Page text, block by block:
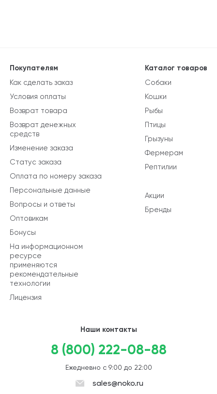
Каталог товаров
Собаки
Кошки
Рыбы
Птицы
Грызуны
Фермерам
Рептилии
Акции
Бренды
Покупателям
Как сделать заказ
Условия оплаты
Возврат товара
Возврат денежных
средств
Изменение заказа
Статус заказа
Оплата по номеру заказа
Персональные данные
Вопросы и ответы
Оптовикам
Бонусы
На информационном
ресурсе
применяются
рекомендательные
технологии
Лицензия
Наши контакты
8 (800) 222-08-88
Ежедневно с 9:00 до 22:00
sales@noko.ru